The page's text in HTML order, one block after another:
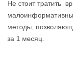
Не стоит тратить
методы,
за 1 месяц.